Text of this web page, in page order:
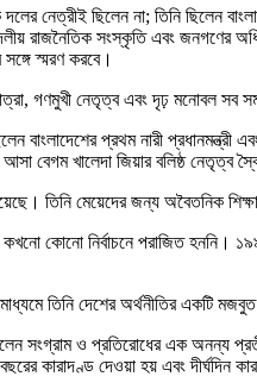
নেত্রীই ছিলেন না; তিনি ছিলেন
রাজনৈতিক সংস্কৃতি এবং জনগণের
স্মরণ করবে।
গণমুখী নেতৃত্ব এবং দৃঢ় মনোবল
বাংলাদেশের প্রথম নারী
বেগম খালেদা জিয়ার বলিষ্ঠ নেতৃত্ব
তিনি মেয়েদের জন্য অবৈতনিক
কোনো নির্বাচনে পরাজিত হননি।
মাধ্যমে তিনি দেশের অর্থনীতির একটি
ছিলেন সংগ্রাম ও প্রতিরোধের এক
কারাদণ্ড দেওয়া হয় এবং দীর্ঘদিন